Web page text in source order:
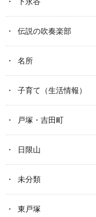
伝説の吹奏楽部
名所
子育て（生活情報）
戸塚・吉田町
日限山
未分類
東戸塚